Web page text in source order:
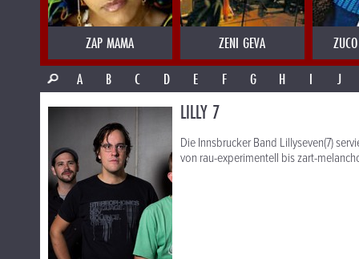
ZAP MAMA ZENI GEVA
A
B C D E F G H I J
LILLY 7
Die Innsbrucker Band Lillyseven(7)
von rau-experimentell bis zart-